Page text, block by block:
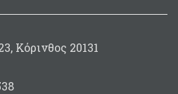
Κόρινθος 20131